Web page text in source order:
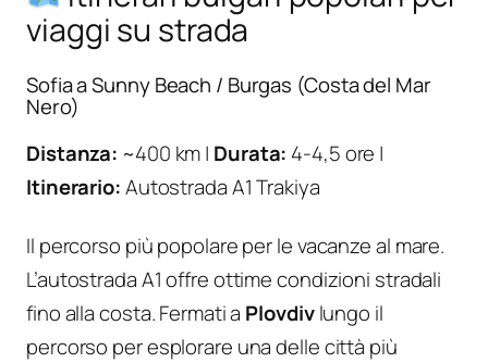
viaggi su strada
Sofia a Sunny Beach / Burgas (Costa del Mar
Nero)
Distanza: ~400 km | Durata: 4-4,5 ore |
Itinerario:Autostrada A1 Trakiya
Il percorso più popolare per le vacanze al mare.
L’autostrada A1 offre ottime condizioni stradali
fino alla costa. Fermati a Plovdivlungo il
percorso per esplorare una delle città più